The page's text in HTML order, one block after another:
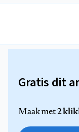
Gratis dit
Maak met2